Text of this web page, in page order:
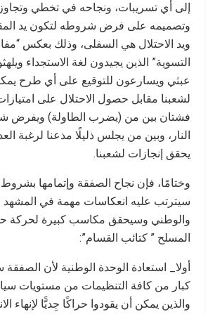
إلى أي تسريبات، ونجاحه في تخطي
وتصميمه على فرض شروطه لتكون يد
ويد الاحتلال هي السفلى، وذلك بعكس
التسوية” الذين يجيدون لغة الاستجداء
عبثي ويسارعون للتوقيع على أي طرح
لشعبنا مقابل حصول الاحتلال على
فشتان بين من (يضرب الطاولة) ويفرض
النار، وبين من يجلس ذليلًا مذعنا لرغبة
يحقق إنجازات لشعبنا.
وختامًا، فإن نجاح الصفقة وإتمامها بشروط
سيترتب عليه انعكاسات مهمة في
والوطني وسيحقق مكاسب كبيرة لحركة
المسلح ” كتائب القسام”:
أولا_ استعادة الوحدة الوطنية لأن
كبار من كافة التنظيمات من مستويات
والذين يمكن أن يقودوا حراكًا جِديًّا لإنهاء